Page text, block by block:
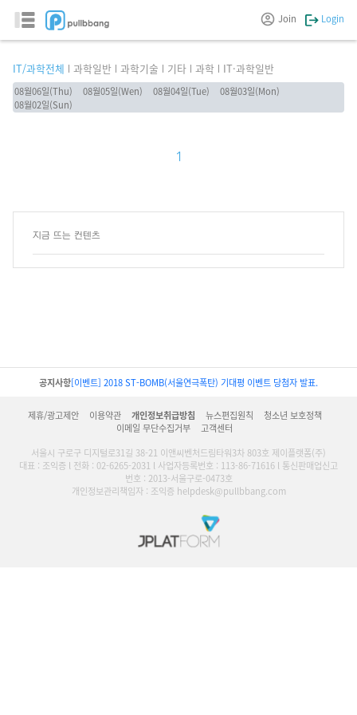
Join Login
IT/과학전체 과학일반 과학기술 기타 과학 IT·과학일반
08월06일(Thu) 08월05일(Wen) 08월04일(Tue)
08월03일(Mon)
08월02일(Sun)
1
지금 뜨는 컨텐츠
공지사항[이벤트] 2018 ST-BOMB(서울연극폭탄) 기대평 이벤트 당첨자 발표.
제휴/광고제안 이용약관 개인정보취급방침 뉴스편집원칙
청소년 보호정책
이메일 무단수집거부
고객센터
서울시 구로구 디지털로31길 38-21 이앤씨벤처드림타워3차 803호 제이플랫폼(주)
대표 : 조익증 l 전화 : 02-6265-2031 l 사업자등록번호 : 113-86-71616 l 통신판매업신고
번호 : 2013-서울구로-0473호
개인정보관리책임자 : 조익증 helpdesk@pullbbang.com